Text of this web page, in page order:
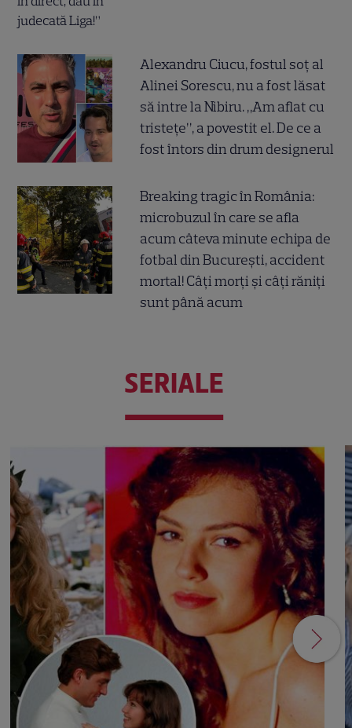
Alexandru Ciucu, fostul soț al
Alinei Sorescu, nu a fost lăsat
să intre la Nibiru. „Am aflat cu
tristețe”, a povestit el. De ce a
fost întors din drum designerul
Breaking tragic în România:
microbuzul în care se afla
acum câteva minute echipa de
fotbal din București, accident
mortal! Câți morți și câți răniți
sunt până acum
SERIALE